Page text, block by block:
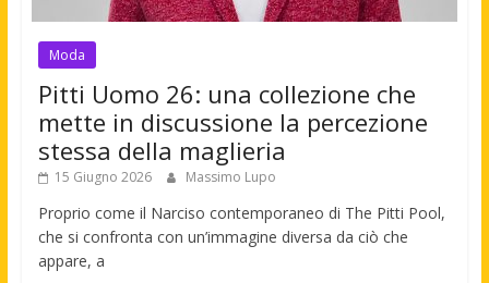
Moda
Pitti Uomo 26: una collezione che
mette in discussione la percezione
stessa della maglieria
15 Giugno 2026 Massimo Lupo
Proprio come il Narciso contemporaneo di The Pitti Pool,
che si confronta con un’immagine diversa da ciò che
appare, a